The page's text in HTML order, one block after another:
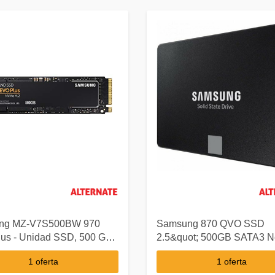
MZ-V7S500BW 970
- Unidad SSD, 500 GB,
tamaño 2.5 ", Interfaz
GB/s, Color
1 oferta
Samsung 870 QVO SSD
2.5&quot; 500GB SATA3
1 oferta